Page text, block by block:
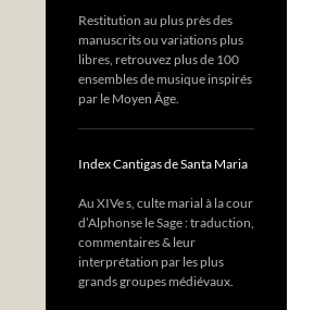
Restitution au plus près des
manuscrits ou variations plus
libres, retrouvez plus de 100
ensembles de musique inspirés
par le Moyen Âge.
Index Cantigas de Santa Maria
Au XIVe s, culte marial à la cour
d’Alphonse le Sage : traduction,
commentaires & leur
interprétation par les plus
grands groupes médiévaux.